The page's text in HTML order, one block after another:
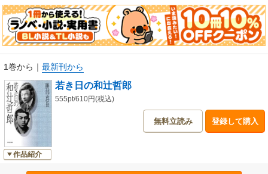
1巻から ｜ 最新刊から
作品紹介
若き日の和辻哲郎
555pt/610円(税込)
無料立読み 登録して購入